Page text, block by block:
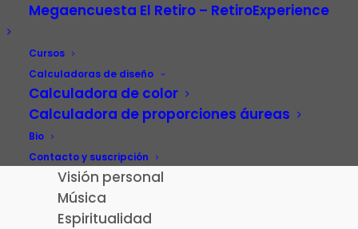
Megaencuesta El Retiro – RetiroExperience
Cursos
Calculadoras de diseño
Calculadora de color
Calculadora de proporciones áureas
Bio
Contacto y suscripción
Carrera profesional
Fotografía
Patrimonio cultural
Paisaje de la Luz
El Retiro – RetiroExperience
Visión personal
Música
Espiritualidad